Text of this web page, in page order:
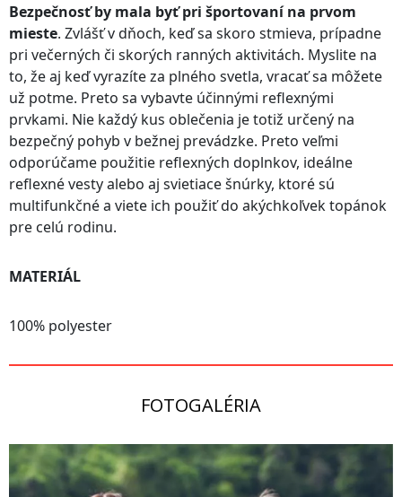
Bezpečnosť by mala byť pri športovaní na prvom
mieste. Zvlášť v dňoch, keď sa skoro stmieva, prípadne
pri večerných či skorých ranných aktivitách. Myslite na
to, že aj keď vyrazíte za plného svetla, vracať sa môžete
už potme. Preto sa vybavte účinnými reflexnými
prvkami. Nie každý kus oblečenia je totiž určený na
bezpečný pohyb v bežnej prevádzke. Preto veľmi
odporúčame použitie reflexných doplnkov, ideálne
reflexné vesty alebo aj svietiace šnúrky, ktoré sú
multifunkčné a viete ich použiť do akýchkoľvek topánok
pre celú rodinu.
MATERIÁL
100% polyester
FOTOGALÉRIA